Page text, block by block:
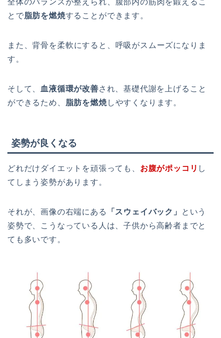
と で脂肪を燃焼する こ と ができ ます 。
ま た 、背骨 を柔軟にす る と 呼吸 がス ム ーズに な りま
す。
そして、 血液循環が改善さ れ 、基礎代謝を 上 げる こ と
ができ る ため 脂肪を燃焼 しやす く な り ます 。
姿勢が良くなる
どれだけダイエットを頑張っても、 お腹がポッコリ し
てしまう姿勢があります。
それが、画像の右端にある 「スウェイバック」
という
姿勢で、こうなっている人は、子供から高齢者までと
ても多いです。